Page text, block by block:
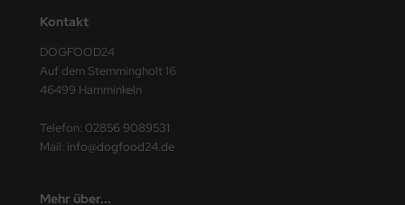
Kontakt
DOGFOOD24
Auf dem Stemmingholt 16
46499 Hamminkeln
Telefon: 02856 9089531
Mail: info@dogfood24.de
Mehr über...